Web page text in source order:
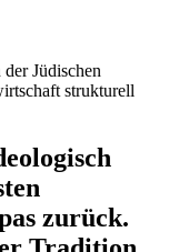
Jüdischen
strukturell
zurück.